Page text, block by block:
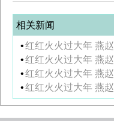
相关新闻
•红红火火过大年 燕
•红红火火过大年 燕
•红红火火过大年 燕
•红红火火过大年 燕